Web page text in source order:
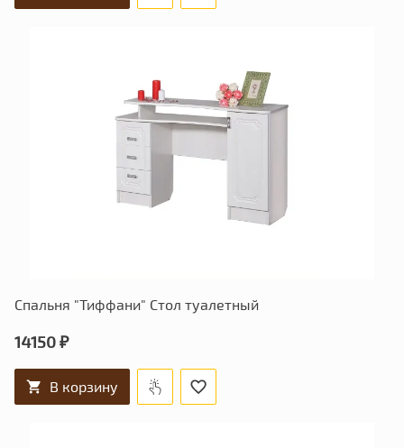
Спальня "Тиффани" Стол туалетный
14150 ₽
В корзину